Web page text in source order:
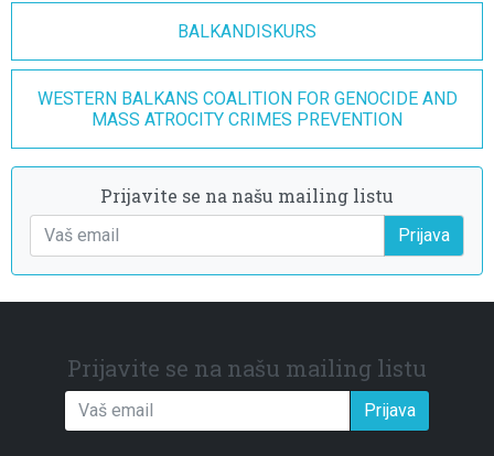
BALKANDISKURS
WESTERN BALKANS COALITION FOR GENOCIDE AND
MASS ATROCITY CRIMES PREVENTION
Prijavite se na našu mailing listu
Prijava
Prijavite se na našu mailing listu
Prijava